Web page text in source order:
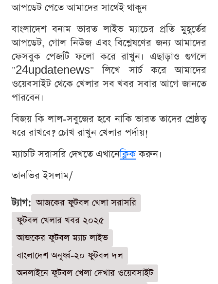
আপডেট পেতে আমাদের সাথেই থাকুন
বাংলাদেশ বনাম ভারত লাইভ ম্যাচের প্রতি মুহূর্তের
আপডেট, গোল নিউজ এবং বিশ্লেষণের জন্য আমাদের
ফেসবুক পেজটি ফলো করে রাখুন। এছাড়াও গুগলে
"24updatenews" লিখে সার্চ করে আমাদের
ওয়েবসাইট থেকে খেলার সব খবর সবার আগে জানতে
পারবেন।
বিজয় কি লাল-সবুজের হবে নাকি ভারত তাদের শ্রেষ্ঠত্ব
ধরে রাখবে? চোখ রাখুন খেলার পর্দায়!
ম্যাচটি সরাসরি দেখতে এখানেক্লিককরুন।
তানভির ইসলাম/
ট্যাগ: আজকের ফুটবল খেলা সরাসরি
ফুটবল খেলার খবর ২০২৫
আজকের ফুটবল ম্যাচ লাইভ
বাংলাদেশ অনূর্ধ্ব-২০ ফুটবল দল
অনলাইনে ফুটবল খেলা দেখার ওয়েবসাইট